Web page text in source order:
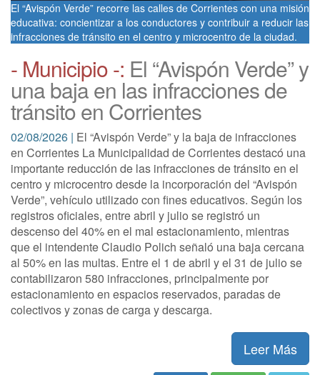
El “Avispón Verde” recorre las calles de Corrientes con una misión
educativa: concientizar a los conductores y contribuir a reducir las
infracciones de tránsito en el centro y microcentro de la ciudad.
- Municipio -: El “Avispón Verde” y
una baja en las infracciones de
tránsito en Corrientes
02/08/2026 | El “Avispón Verde” y la baja de infracciones
en Corrientes La Municipalidad de Corrientes destacó una
importante reducción de las infracciones de tránsito en el
centro y microcentro desde la incorporación del “Avispón
Verde”, vehículo utilizado con fines educativos. Según los
registros oficiales, entre abril y julio se registró un
descenso del 40% en el mal estacionamiento, mientras
que el intendente Claudio Polich señaló una baja cercana
al 50% en las multas. Entre el 1 de abril y el 31 de julio se
contabilizaron 580 infracciones, principalmente por
estacionamiento en espacios reservados, paradas de
colectivos y zonas de carga y descarga.
Leer Más